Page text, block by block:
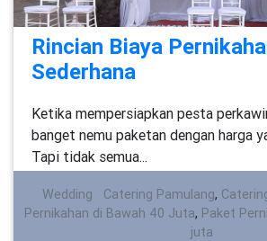
Rincian Biaya
Sederhana
Ketika mempersiapkan pesta
banget nemu paketan dengan harga
Tapi tidak semua...
Wedding Catering Pamulang,
Pernikahan di Bawah 40 Juta, Paket
juta